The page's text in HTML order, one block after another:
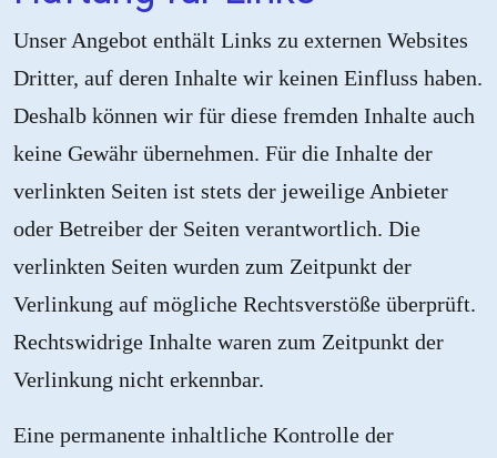
Unser Angebot enthält Links zu externen Websites
Dritter, auf deren Inhalte wir keinen Einfluss haben.
Deshalb können wir für diese fremden Inhalte auch
keine Gewähr übernehmen. Für die Inhalte der
verlinkten Seiten ist stets der jeweilige Anbieter
oder Betreiber der Seiten verantwortlich. Die
verlinkten Seiten wurden zum Zeitpunkt der
Verlinkung auf mögliche Rechtsverstöße überprüft.
Rechtswidrige Inhalte waren zum Zeitpunkt der
Verlinkung nicht erkennbar.
Eine permanente inhaltliche Kontrolle der